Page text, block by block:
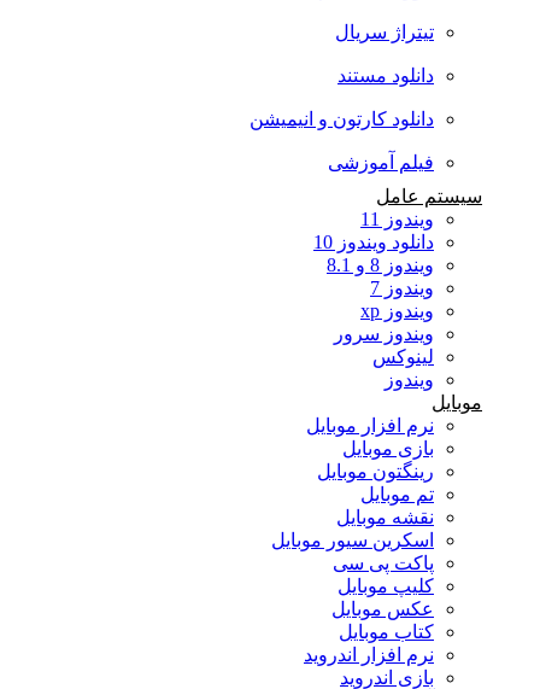
تیتراژ سریال
دانلود مستند
دانلود کارتون و انیمیشن
فیلم آموزشی
سیستم عامل
ویندوز 11
دانلود ویندوز 10
ویندوز 8 و 8.1
ویندوز 7
ویندوز xp
ویندوز سرور
لینوکس
ویندوز
موبایل
نرم افزار موبایل
بازی موبایل
رینگتون موبایل
تم موبایل
نقشه موبایل
اسکرین سیور موبایل
پاکت پی سی
کلیپ موبایل
عکس موبایل
کتاب موبایل
نرم افزار اندروید
بازی اندروید